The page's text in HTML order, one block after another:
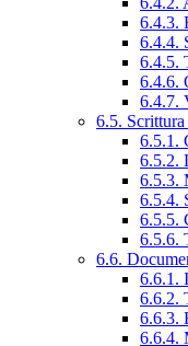
6.4.3.
6.4.4.
6.4.5.
6.4.6.
6.4.7.
6.5.
6.5.1.
6.5.2.
6.5.3.
6.5.4.
6.5.5.
6.5.6.
6.6.
6.6.1.
6.6.2.
6.6.3.
6.6.4.